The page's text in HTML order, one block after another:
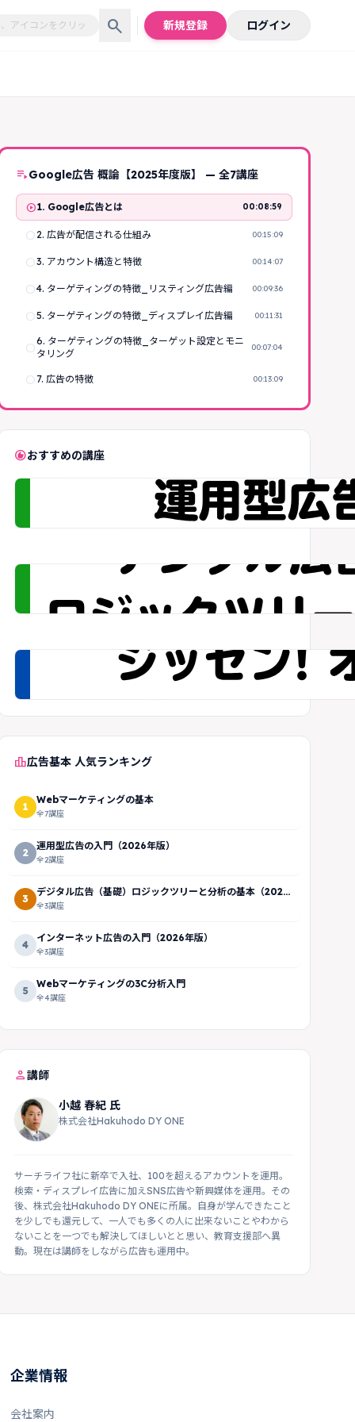
search 新規登録 ログイン
playlist_playGoogle広告 概論【2025年度版】 — 全7講座
play_circle1. Google広告とは 00:08:59
radio_button_unchecked 2. 広告が配信される仕組み 00:15:09
radio_button_unchecked3. アカウント構造と特徴 00:14:07
radio_button_unchecked4. ターゲティングの特徴_リスティング広告編 00:09:36
radio_button_unchecked5. ターゲティングの特徴_ディスプレイ広告編 00:11:31
radio_button_unchecked
6. ターゲティングの特徴_ターゲット設定とモニ
タリング
00:07:04
radio_button_unchecked 7. 広告の特徴 00:13:09
recommendおすすめの講座
leaderboard広告基本 人気ランキング
1
Webマーケティングの基本
全7講座
2
運用型広告の入門（2026年版）
全2講座
3
デジタル広告（基礎）ロジックツリーと分析の基本（2026
年版）
全3講座
4
インターネット広告の入門（2026年版）
全3講座
5
Webマーケティングの3C分析入門
全4講座
person講師
小越 春紀 氏
株式会社Hakuhodo DY ONE
サーチライフ社に新卒で入社、100を超えるアカウントを運用。
検索・ディスプレイ広告に加えSNS広告や新興媒体を運用。その
後、株式会社Hakuhodo DY ONEに所属。自身が学んできたこと
を少しでも還元して、一人でも多くの人に出来ないことやわから
ないことを一つでも解決してほしいとと思い、教育支援部へ異
動。現在は講師をしながら広告も運用中。
企業情報
会社案内